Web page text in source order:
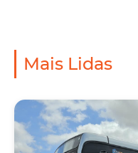
Mais Lidas